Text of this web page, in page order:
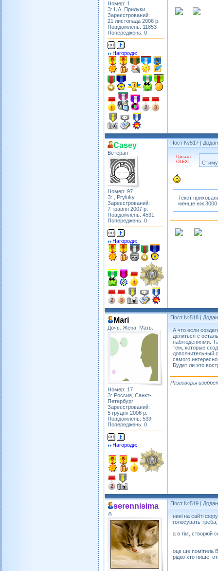
Номер: 1
З: UA, Прилуки
Зареєстрований:
21 листопада 2006 р.
Повідомлень: 11853
Попереджень: 0
Нагороди:
Casey
Ветеран
Номер: 97
З: , Pryluky
Зареєстрований:
7 травня 2007 р.
Повідомлень: 4531
Попереджень: 0
Нагороди:
Пост №517 |
Цитата
OLEX:
Текст
менше ніж 3000
Mari
Дочь. Жена. Мать.
Номер: 17
З: Россия, Санкт-
Петербург
Зареєстрований:
5 грудня 2006 р.
Повідомлень: 539
Попереджень: 0
Нагороди:
Пост №518 |
А что если
делиться с
наблюдениями.
тем, которые
дополнительный
самого
Будет ли это
Разговоры
serennisima
♎
Пост №519 |
нині на сайті
голосувать
а в тім, створюй
оце ще помітила
рідко хто пише,